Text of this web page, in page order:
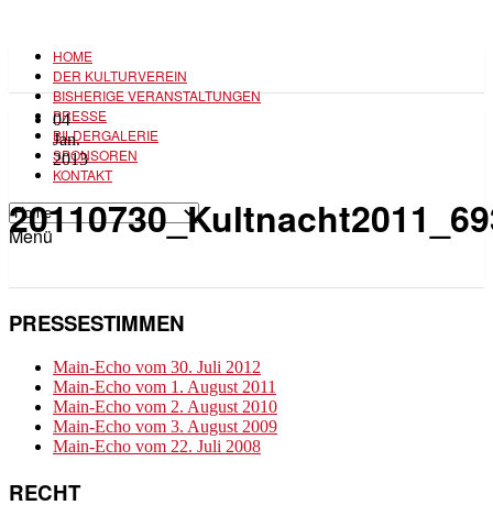
HOME
DER KULTURVEREIN
BISHERIGE VERANSTALTUNGEN
PRESSE
BILDERGALERIE
SPONSOREN
KONTAKT
Menü
04
Jan.
2013
PRESSESTIMMEN
Main-Echo vom 30. Juli 2012
Main-Echo vom 1. August 2011
Main-Echo vom 2. August 2010
Main-Echo vom 3. August 2009
Main-Echo vom 22. Juli 2008
RECHT